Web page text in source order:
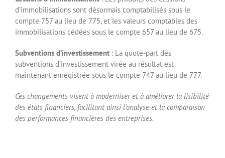
d’immobilisations sont désormais comptabilisés sous le
compte 757 au lieu de 775, et les valeurs comptables des
immobilisations cédées sous le compte 657 au lieu de 675.
Subventions d’investissement: La quote-part des
subventions d’investissement virée au résultat est
maintenant enregistrée sous le compte 747 au lieu de 777.
Ces changements visent à moderniser et à améliorer la lisibilité
des états financiers, facilitant ainsi l’analyse et la comparaison
des performances financières des entreprises.